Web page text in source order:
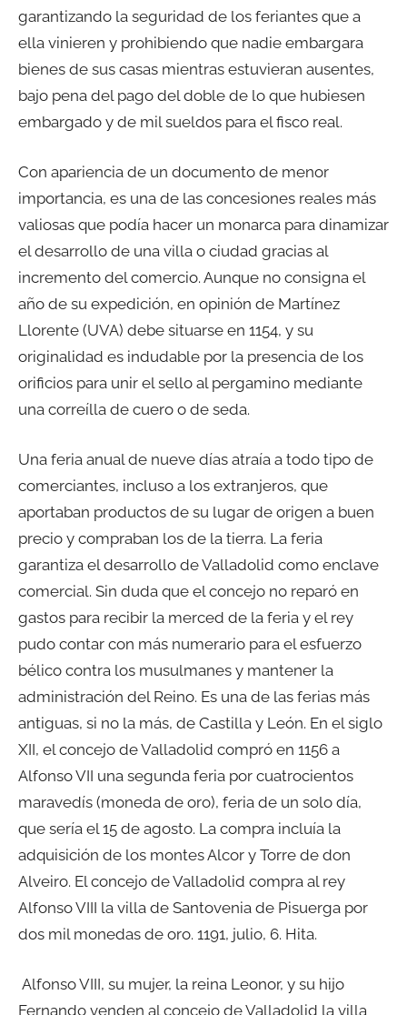
garantizando la seguridad de los feriantes que a
ella vinieren y prohibiendo que nadie embargara
bienes de sus casas mientras estuvieran ausentes,
bajo pena del pago del doble de lo que hubiesen
embargado y de mil sueldos para el fisco real.
Con apariencia de un documento de menor
importancia, es una de las concesiones reales más
valiosas que podía hacer un monarca para dinamizar
el desarrollo de una villa o ciudad gracias al
incremento del comercio. Aunque no consigna el
año de su expedición, en opinión de Martínez
Llorente (UVA) debe situarse en 1154, y su
originalidad es indudable por la presencia de los
orificios para unir el sello al pergamino mediante
una correílla de cuero o de seda.
Una feria anual de nueve días atraía a todo tipo de
comerciantes, incluso a los extranjeros, que
aportaban productos de su lugar de origen a buen
precio y compraban los de la tierra. La feria
garantiza el desarrollo de Valladolid como enclave
comercial. Sin duda que el concejo no reparó en
gastos para recibir la merced de la feria y el rey
pudo contar con más numerario para el esfuerzo
bélico contra los musulmanes y mantener la
administración del Reino. Es una de las ferias más
antiguas, si no la más, de Castilla y León. En el siglo
XII, el concejo de Valladolid compró en 1156 a
Alfonso VII una segunda feria por cuatrocientos
maravedís (moneda de oro), feria de un solo día,
que sería el 15 de agosto. La compra incluía la
adquisición de los montes Alcor y Torre de don
Alveiro. El concejo de Valladolid compra al rey
Alfonso VIII la villa de Santovenia de Pisuerga por
dos mil monedas de oro. 1191, julio, 6. Hita.
Alfonso VIII, su mujer, la reina Leonor, y su hijo
Fernando venden al concejo de Valladolid la villa